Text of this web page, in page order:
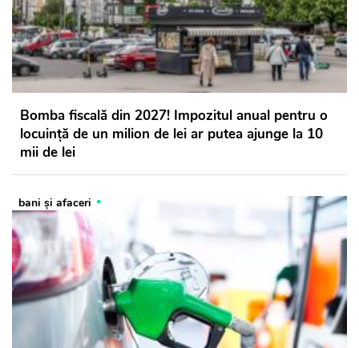
Bomba fiscală din 2027! Impozitul anual pentru o
locuință de un milion de lei ar putea ajunge la 10
mii de lei
bani și afaceri